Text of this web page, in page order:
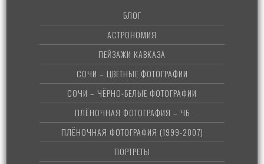
БЛОГ
АСТРОНОМИЯ
ПЕЙЗАЖИ КАВКАЗА
СОЧИ – ЦВЕТНЫЕ ФОТОГРАФИИ
СОЧИ – ЧЁРНО-БЕЛЫЕ ФОТОГРАФИИ
ПЛЁНОЧНАЯ ФОТОГРАФИЯ – ЧБ
ПЛЁНОЧНАЯ ФОТОГРАФИЯ (1999-2007)
ПОРТРЕТЫ